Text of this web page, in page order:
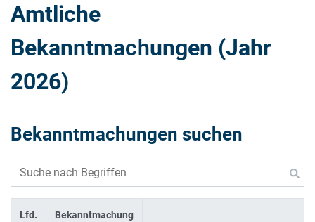
Amtliche
Bekanntmachungen (Jahr
2026)
Bekanntmachungen suchen
Lfd.
Bekanntmachung